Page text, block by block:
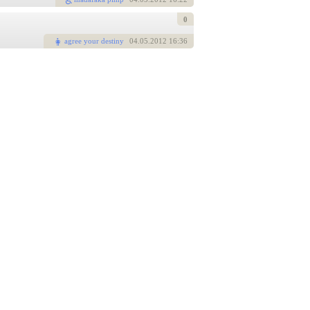
agree your destiny 04 .05.2012 16:36
0